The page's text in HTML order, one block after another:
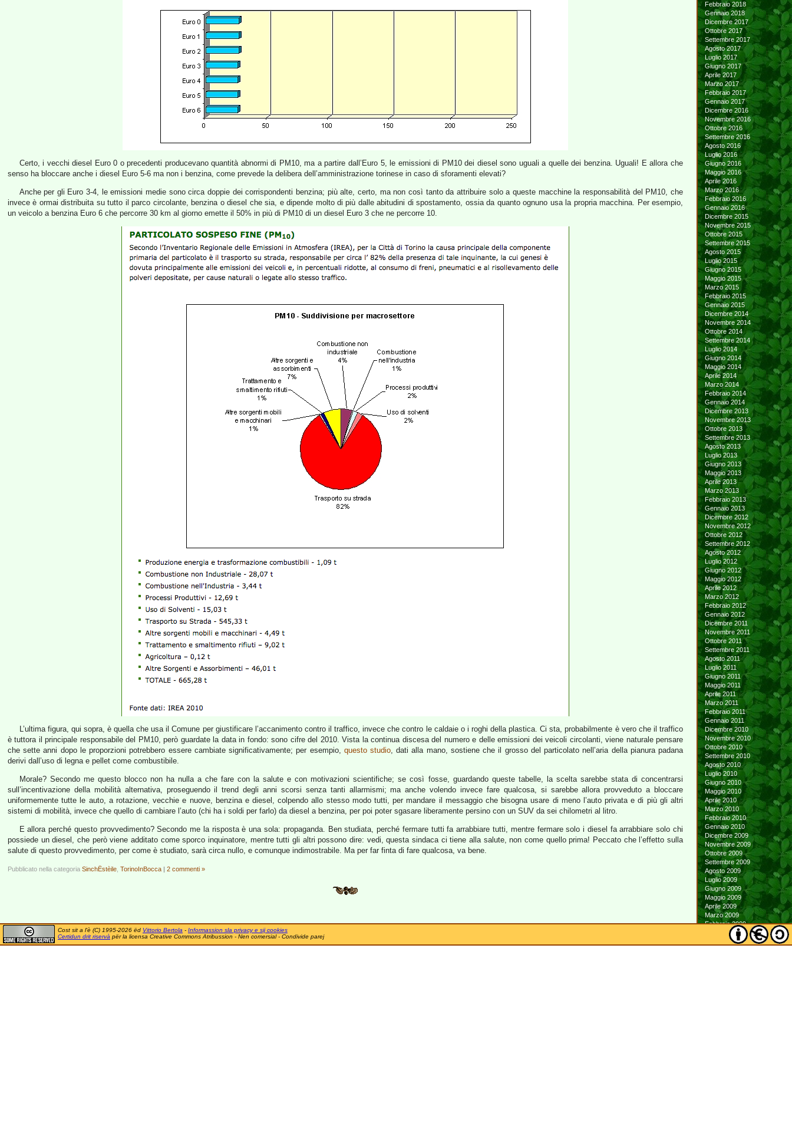
Certo, i vecchi diesel Euro 0 o precedenti producevano quantità abnormi di PM10, ma a partire dall’Euro 5, le emissioni di PM10 dei diesel sono uguali a quelle dei benzina. Uguali! E allora che
senso ha bloccare anche i diesel Euro 5-6 ma non i benzina, come prevede la delibera dell’amministrazione torinese in caso di sforamenti elevati?
Anche per gli Euro 3-4, le emissioni medie sono circa doppie dei corrispondenti benzina; più alte, certo, ma non così tanto da attribuire solo a queste macchine la responsabilità del PM10, che
invece è ormai distribuita su tutto il parco circolante, benzina o diesel che sia, e dipende molto di più dalle abitudini di spostamento, ossia da quanto ognuno usa la propria macchina. Per esempio,
un veicolo a benzina Euro 6 che percorre 30 km al giorno emette il 50% in più di PM10 di un diesel Euro 3 che ne percorre 10.
L’ultima figura, qui sopra, è quella che usa il Comune per giustificare l’accanimento contro il traffico, invece che contro le caldaie o i roghi della plastica. Ci sta, probabilmente è vero che il traffico
è tuttora il principale responsabile del PM10, però guardate la data in fondo: sono cifre del 2010. Vista la continua discesa del numero e delle emissioni dei veicoli circolanti, viene naturale pensare
che sette anni dopo le proporzioni potrebbero essere cambiate significativamente; per esempio, questo studio, dati alla mano, sostiene che il grosso del particolato nell’aria della pianura padana
derivi dall’uso di legna e pellet come combustibile.
Morale? Secondo me questo blocco non ha nulla a che fare con la salute e con motivazioni scientifiche; se così fosse, guardando queste tabelle, la scelta sarebbe stata di concentrarsi
sull’incentivazione della mobilità alternativa, proseguendo il trend degli anni scorsi senza tanti allarmismi; ma anche volendo invece fare qualcosa, si sarebbe allora provveduto a bloccare
uniformemente tutte le auto, a rotazione, vecchie e nuove, benzina e diesel, colpendo allo stesso modo tutti, per mandare il messaggio che bisogna usare di meno l’auto privata e di più gli altri
sistemi di mobilità, invece che quello di cambiare l’auto (chi ha i soldi per farlo) da diesel a benzina, per poi poter sgasare liberamente persino con un SUV da sei chilometri al litro.
E allora perché questo provvedimento? Secondo me la risposta è una sola: propaganda. Ben studiata, perché fermare tutti fa arrabbiare tutti, mentre fermare solo i diesel fa arrabbiare solo chi
possiede un diesel, che però viene additato come sporco inquinatore, mentre tutti gli altri possono dire: vedi, questa sindaca ci tiene alla salute, non come quello prima! Peccato che l’effetto sulla
salute di questo provvedimento, per come è studiato, sarà circa nullo, e comunque indimostrabile. Ma per far finta di fare qualcosa, va bene.
Pubblicato nella categoria SinchËstèile TorinoInBocca | 2 commenti »
Febbraio 2018
Gennaio 2018
Dicembre 2017
Ottobre 2017
Settembre 2017
Agosto 2017
Luglio 2017
Giugno 2017
Aprile 2017
Marzo 2017
Febbraio 2017
Gennaio 2017
Dicembre 2016
Novembre 2016
Ottobre 2016
Settembre 2016
Agosto 2016
Luglio 2016
Giugno 2016
Maggio 2016
Aprile 2016
Marzo 2016
Febbraio 2016
Gennaio 2016
Dicembre 2015
Novembre 2015
Ottobre 2015
Settembre 2015
Agosto 2015
Luglio 2015
Giugno 2015
Maggio 2015
Marzo 2015
Febbraio 2015
Gennaio 2015
Dicembre 2014
Novembre 2014
Ottobre 2014
Settembre 2014
Luglio 2014
Giugno 2014
Maggio 2014
Aprile 2014
Marzo 2014
Febbraio 2014
Gennaio 2014
Dicembre 2013
Novembre 2013
Ottobre 2013
Settembre 2013
Agosto 2013
Luglio 2013
Giugno 2013
Maggio 2013
Aprile 2013
Marzo 2013
Febbraio 2013
Gennaio 2013
Dicembre 2012
Novembre 2012
Ottobre 2012
Settembre 2012
Agosto 2012
Luglio 2012
Giugno 2012
Maggio 2012
Aprile 2012
Marzo 2012
Febbraio 2012
Gennaio 2012
Dicembre 2011
Novembre 2011
Ottobre 2011
Settembre 2011
Agosto 2011
Luglio 2011
Giugno 2011
Maggio 2011
Aprile 2011
Marzo 2011
Febbraio 2011
Gennaio 2011
Dicembre 2010
Novembre 2010
Ottobre 2010
Settembre 2010
Agosto 2010
Luglio 2010
Giugno 2010
Maggio 2010
Aprile 2010
Marzo 2010
Febbraio 2010
Gennaio 2010
Dicembre 2009
Novembre 2009
Ottobre 2009
Settembre 2009
Agosto 2009
Luglio 2009
Giugno 2009
Maggio 2009
Aprile 2009
Marzo 2009
Febbraio 2009
Gennaio 2009
Dicembre 2008
Cost sit a l'è (C) 1995-2026 ëd Vittorio Bertola - Informassion sla privacy e sij cookies
Certidun drit riservà për la licensa Creative Commons Atribussion - Nen comersial - Condivide parej